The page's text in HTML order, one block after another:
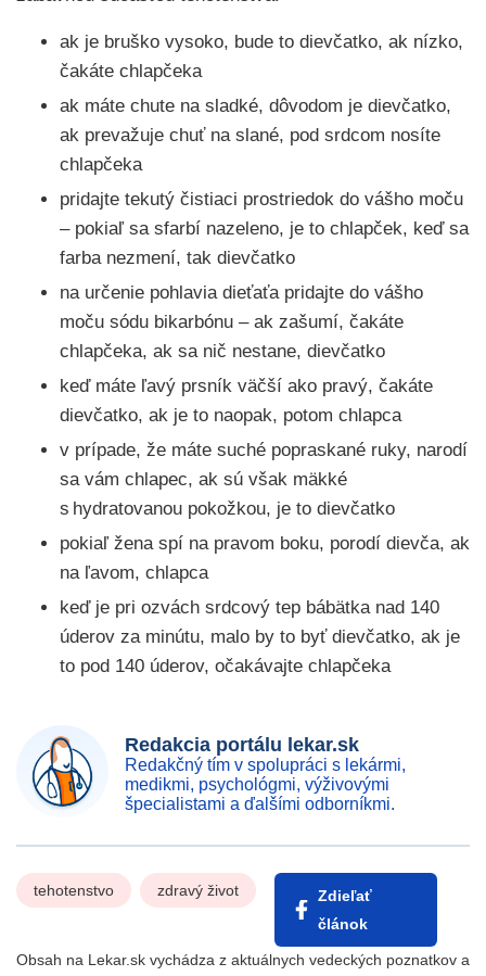
ak je bruško vysoko, bude to dievčatko, ak nízko,
čakáte chlapčeka
ak máte chute na sladké, dôvodom je dievčatko,
ak prevažuje chuť na slané, pod srdcom nosíte
chlapčeka
pridajte tekutý čistiaci prostriedok do vášho moču
– pokiaľ sa sfarbí nazeleno, je to chlapček, keď sa
farba nezmení, tak dievčatko
na určenie pohlavia dieťaťa pridajte do vášho
moču sódu bikarbónu – ak zašumí, čakáte
chlapčeka, ak sa nič nestane, dievčatko
keď máte ľavý prsník väčší ako pravý, čakáte
dievčatko, ak je to naopak, potom chlapca
v prípade, že máte suché popraskané ruky, narodí
sa vám chlapec, ak sú však mäkké
s hydratovanou pokožkou, je to dievčatko
pokiaľ žena spí na pravom boku, porodí dievča, ak
na ľavom, chlapca
keď je pri ozvách srdcový tep bábätka nad 140
úderov za minútu, malo by to byť dievčatko, ak je
to pod 140 úderov, očakávajte chlapčeka
Redakcia portálu lekar.sk
Redakčný tím v spolupráci s lekármi,
medikmi, psychológmi, výživovými
špecialistami a ďalšími odborníkmi.
tehotenstvo zdravý život
Zdieľať
článok
Obsah na Lekar.sk vychádza z aktuálnych vedeckých poznatkov a